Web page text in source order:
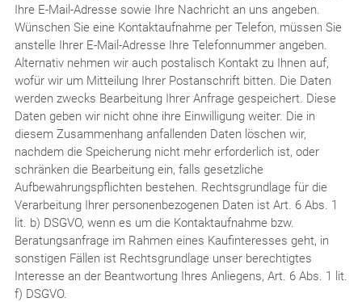
Ihre E-Mail-Adresse sowie Ihre Nachricht an uns angeben.
Wünschen Sie eine Kontaktaufnahme per Telefon, müssen Sie
anstelle Ihrer E-Mail-Adresse Ihre Telefonnummer angeben.
Alternativ nehmen wir auch postalisch Kontakt zu Ihnen auf,
wofür wir um Mitteilung Ihrer Postanschrift bitten. Die Daten
werden zwecks Bearbeitung Ihrer Anfrage gespeichert. Diese
Daten geben wir nicht ohne ihre Einwilligung weiter. Die in
diesem Zusammenhang anfallenden Daten löschen wir,
nachdem die Speicherung nicht mehr erforderlich ist, oder
schränken die Bearbeitung ein, falls gesetzliche
Aufbewahrungspflichten bestehen. Rechtsgrundlage für die
Verarbeitung Ihrer personenbezogenen Daten ist Art. 6 Abs. 1
lit. b) DSGVO, wenn es um die Kontaktaufnahme bzw.
Beratungsanfrage im Rahmen eines Kaufinteresses geht, in
sonstigen Fällen ist Rechtsgrundlage unser berechtigtes
Interesse an der Beantwortung Ihres Anliegens, Art. 6 Abs. 1 lit.
f) DSGVO.